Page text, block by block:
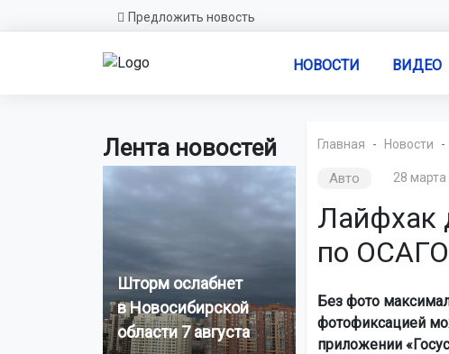
Предложить новость
НОВОСТИ ВИДЕО
Лента новостей
Шторм ослабнет
в Новосибирской
области 7 августа
Главная Новости
Авто 28 марта
Лайфхак
по
Без фото
фотофиксацией
приложении